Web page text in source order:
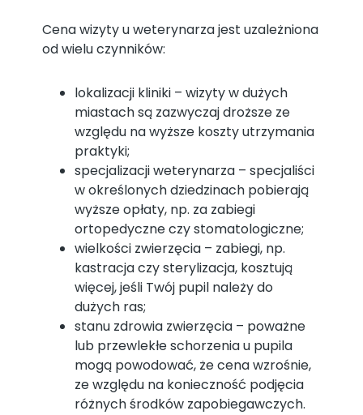
Cena wizyty u weterynarza jest uzależniona
od wielu czynników:
lokalizacji kliniki – wizyty w dużych
miastach są zazwyczaj droższe ze
względu na wyższe koszty utrzymania
praktyki;
specjalizacji weterynarza – specjaliści
w określonych dziedzinach pobierają
wyższe opłaty, np. za zabiegi
ortopedyczne czy stomatologiczne;
wielkości zwierzęcia – zabiegi, np.
kastracja czy sterylizacja, kosztują
więcej, jeśli Twój pupil należy do
dużych ras;
stanu zdrowia zwierzęcia – poważne
lub przewlekłe schorzenia u pupila
mogą powodować, że cena wzrośnie,
ze względu na konieczność podjęcia
różnych środków zapobiegawczych.